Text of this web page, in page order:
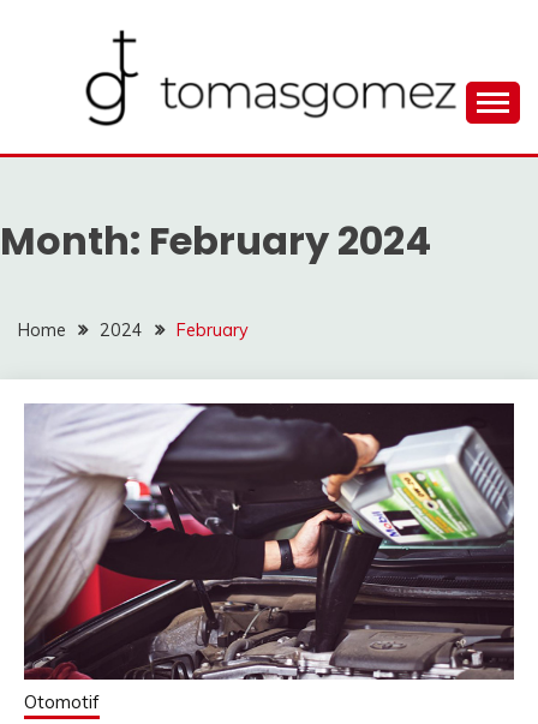
TOMAGOMEZ
Month: February 2024
Home 2024 February
Otomotif